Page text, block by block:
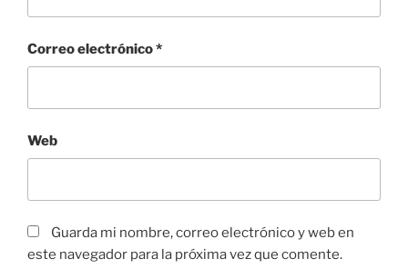
Correo electrónico*
Web
Guarda mi nombre, correo electrónico y web en
este navegador para la próxima vez que comente.